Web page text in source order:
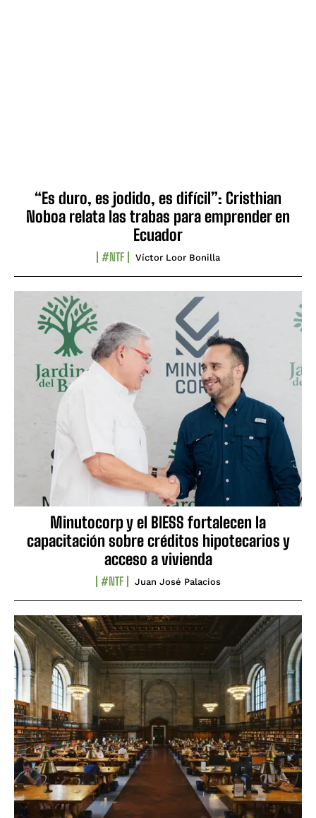
“Es duro, es jodido, es difícil”: Cristhian
Noboa relata las trabas para emprender en
Ecuador
#NTF Víctor Loor Bonilla
Minutocorp y el BIESS fortalecen la
capacitación sobre créditos hipotecarios y
acceso a vivienda
#NTF Juan José Palacios